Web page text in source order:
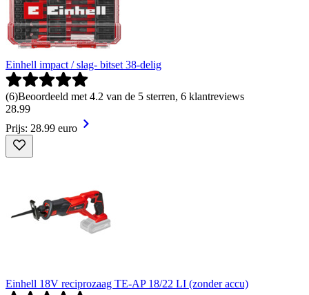
Einhell impact / slag- bitset 38-delig
(6)Beoordeeld met 4.2 van de 5 sterren, 6 klantreviews
28.99
Prijs: 28.99 euro
Einhell 18V reciprozaag TE-AP 18/22 LI (zonder accu)